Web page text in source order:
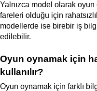
Yalnızca model olarak
fareleri olduğu için
modellerde ise birebir iş
edilebilir.
Oyun oynamak için
kullanılır?
Oyun oynamak için farklı